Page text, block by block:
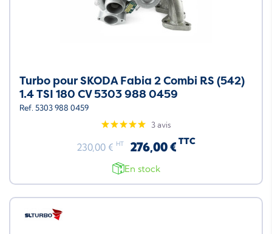
Turbo pour SKODA Fabia 2 Combi RS (542)
1.4 TSI 180 CV 5303 988 0459
Ref. 5303 988 0459
3 avis
230,00 € HT 276,00 € TTC
En stock